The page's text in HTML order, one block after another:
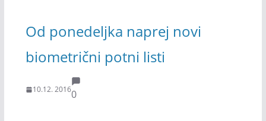
Od ponedeljka naprej novi
biometrični potni listi
10.12. 20160